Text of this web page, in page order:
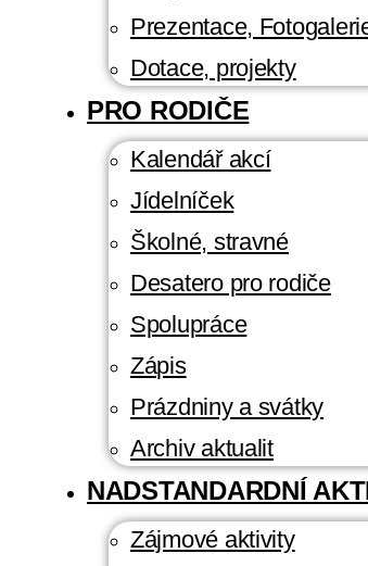
Prezentace,
Dotace, projekty
PRO RODIČE
Kalendář akcí
Jídelníček
Školné, stravné
Desatero pro rodiče
Spolupráce
Zápis
Prázdniny a svátky
Archiv aktualit
NADSTANDARDNÍ
Zájmové aktivity